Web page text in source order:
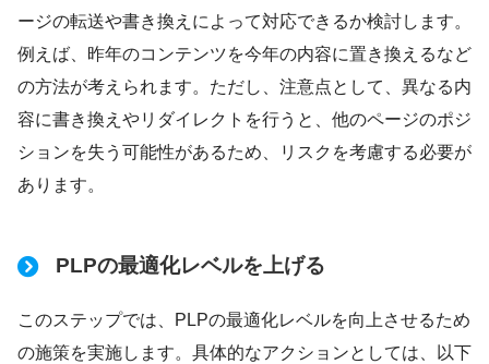
ージの転送や書き換えによって対応できるか検討します。
例えば、昨年のコンテンツを今年の内容に置き換えるなど
の方法が考えられます。ただし、注意点として、異なる内
容に書き換えやリダイレクトを行うと、他のページのポジ
ションを失う可能性があるため、リスクを考慮する必要が
あります。
PLPの最適化レベルを上げる
このステップでは、PLPの最適化レベルを向上させるため
の施策を実施します。具体的なアクションとしては、以下